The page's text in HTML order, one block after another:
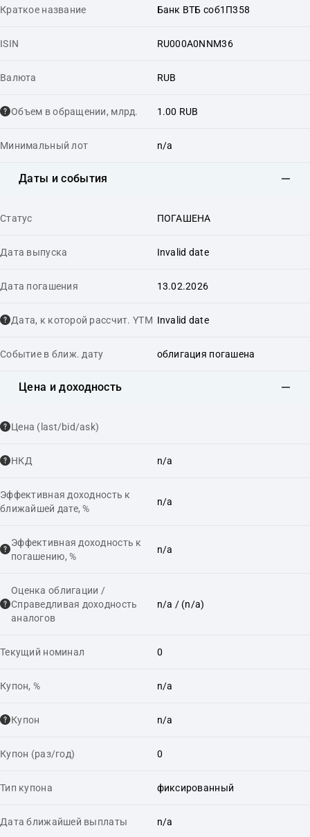
Краткое название Банк ВТБ соб1П358
ISIN RU000A0NNM36
Валюта RUB
Объем в обращении, млрд. 1.00 RUB
Минимальный лот n/a
Даты и события
Статус ПОГАШЕНА
Дата выпуска Invalid date
Дата погашения 13.02.2026
Дата, к которой рассчит. YTM Invalid date
Событие в ближ. дату облигация погашена
Цена и доходность
Цена (last/bid/ask)
НКД n/a
Эффективная доходность к
ближайшей дате, %
n/a
Эффективная доходность к
погашению, %
n/a
Оценка облигации /
Справедливая доходность
аналогов
n/a / (n/a)
Текущий номинал 0
Купон, % n/a
Купон n/a
Купон (раз/год) 0
Тип купона фиксированный
Дата ближайшей выплаты n/a